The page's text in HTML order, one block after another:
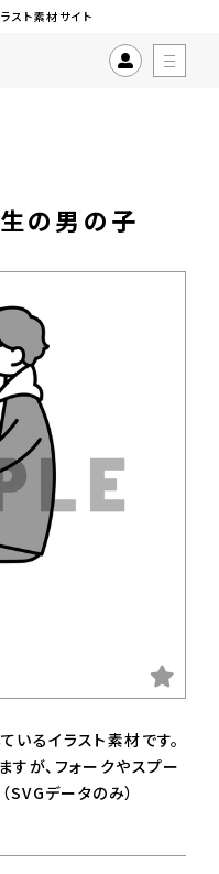
スト素材サイト
の男の子
るイラスト素材です。
が、フォークやスプー
SVGデータのみ）